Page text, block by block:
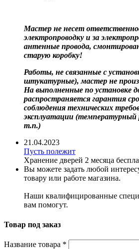
Мастер не несет
электропроводку и за
антенные провода,
старую коробку!
Работы, не связанные с
штукатурные), мастер не
На выполненные по установке
распространяется гарантия
соблюдения технических
эксплуатации
т.п.)
21.04.2023
Пусть полежит
Хранение дверей 2 месяца
Вы можете задать любой
товару или работе магазина.
Наши квалифицированные
вам помогут.
Товар под заказ
Название товара *